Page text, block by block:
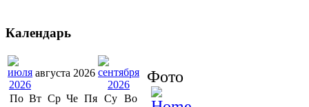
Фото
Календарь
августа 2026
По Вт Ср Че Пя Су Во